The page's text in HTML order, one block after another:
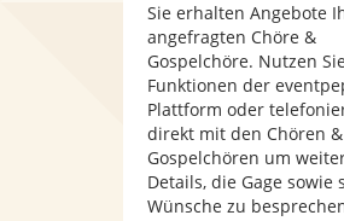
Sie erhalten Angebote
angefragten Chöre &
Gospelchöre. Nutzen
Funktionen der
Plattform oder
direkt mit den Chören &
Gospelchören um
Details, die Gage sowie
Wünsche zu